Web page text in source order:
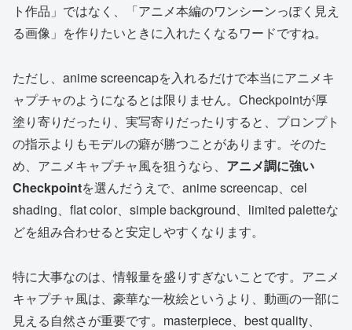
ト作品」ではなく、「アニメ本編のワンシーンっぽく見え
る画像」を作りたいときに入れたくなるワードですね。
ただし、anime screencapを入れるだけで本当にアニメキ
ャプチャのようになるとは限りません。Checkpointが厚
塗り寄りだったり、実写寄りだったりすると、プロンプト
の指示よりもモデルの癖が勝つことがあります。そのた
め、アニメキャプチャ風を狙うなら、 アニメ調に強い
Checkpointを選んだうえで、anime screencap、cel
shading、flat color、simple background、limited paletteな
どを組み合わせると安定しやすくなります。
特に大事なのは、情報量を盛りすぎないことです。アニメ
キャプチャ風は、豪華な一枚絵というより、動画の一部に
見える自然さが重要です。masterpiece、best quality、